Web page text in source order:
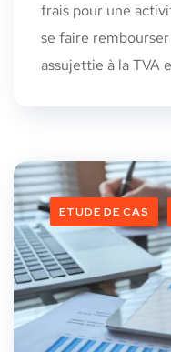
frais pour une
se faire
assujettie à la TVA
ETUDE DE CAS